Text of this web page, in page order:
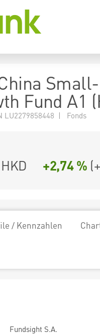
Fund A1
LU2279858448 | Fonds
+2,74 % (
/ Kennzahlen
Fundsight S.A.